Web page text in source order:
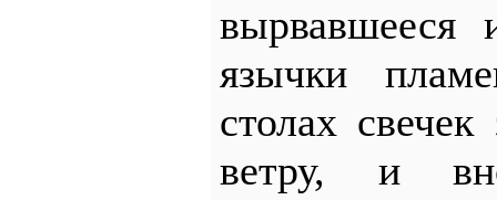
вырвавшееся
язычки
столах
ветру, и